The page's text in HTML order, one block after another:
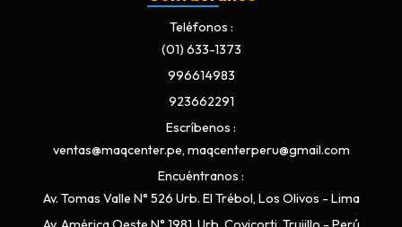
Teléfonos
(01) 633-1373
996614983
923662291
Escríbenos
ventas@maqcenter.pe, maqcenterperu@gmail.com
Encuéntranos
Av. Tomas Valle N° 526 Urb. El Trébol, Los Olivos - Lima